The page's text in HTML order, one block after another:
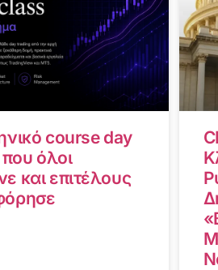
course day
όλοι
και επιτέλους